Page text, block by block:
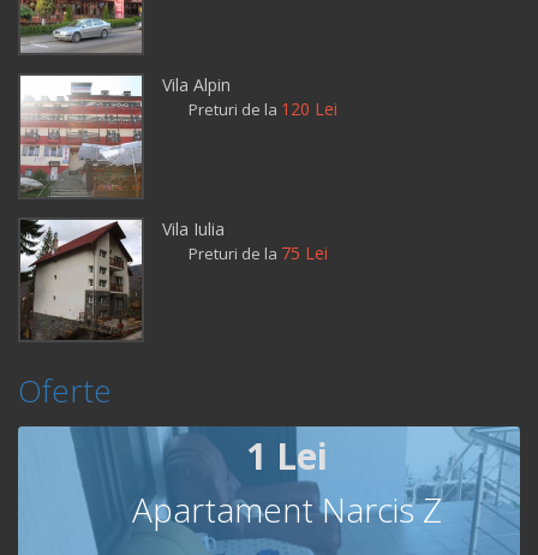
Vila Alpin
Preturi de la 120 Lei
Vila Iulia
Preturi de la 75 Lei
Oferte
1 Lei
Apartament Narcis Z